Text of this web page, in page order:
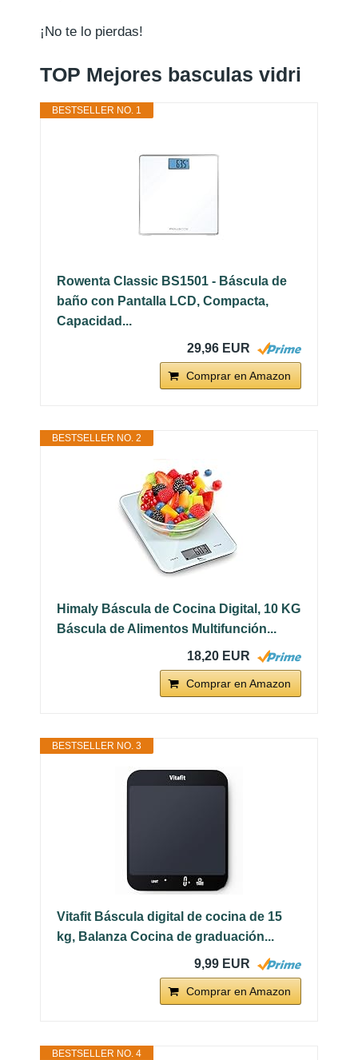
¡No te lo pierdas!
TOP Mejores basculas vidri
BESTSELLER NO. 1
Rowenta Classic BS1501 - Báscula de
baño con Pantalla LCD, Compacta,
Capacidad...
29,96 EUR
Comprar en Amazon
BESTSELLER NO. 2
Himaly Báscula de Cocina Digital, 10 KG
Báscula de Alimentos Multifunción...
18,20 EUR
Comprar en Amazon
BESTSELLER NO. 3
Vitafit Báscula digital de cocina de 15
kg, Balanza Cocina de graduación...
9,99 EUR
Comprar en Amazon
BESTSELLER NO. 4